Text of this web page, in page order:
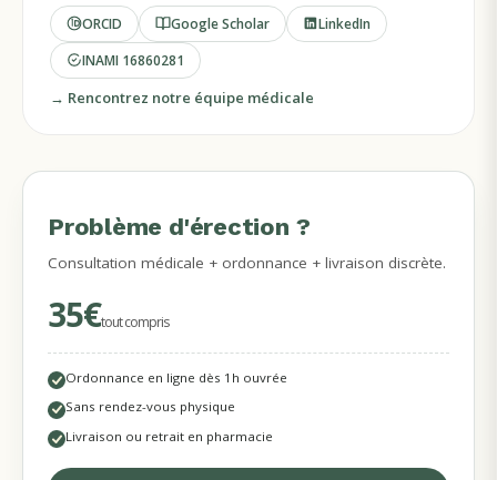
ORCID Google Scholar
LinkedIn
INAMI 16860281
→ Rencontrez notre équipe médicale
MÉDECINS EN LIGNE
Problème d'érection ?
Consultation médicale + ordonnance + livraison discrète.
35€tout compris
Ordonnance en ligne dès 1h ouvrée
Sans rendez-vous physique
Livraison ou retrait en pharmacie